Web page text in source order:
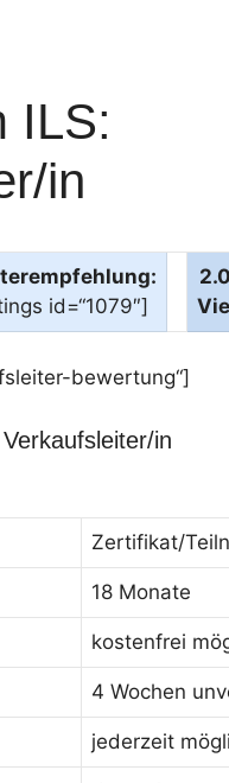
ILS:
in
id=“1079″]
bewertung“]
in
Zertifikat/
18 Monate
kostenfrei
4 Wochen
jederzeit